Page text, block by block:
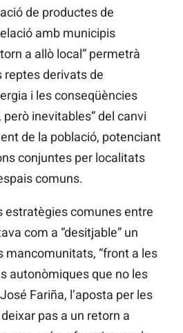
de productes de
amb municipis
a allò local” permetrà
reptes derivats de
i les conseqüències
però inevitables” del canvi
de la població, potenciant
conjuntes per localitats
comuns.
estratègies comunes entre
com a “desitjable” un
mancomunitats, “front a les
autonòmiques que no les
Fariña, l’aposta per les
pas a un retorn a